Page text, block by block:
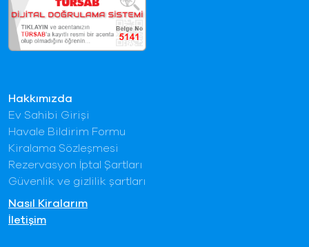
Hakkımızda
Ev Sahibi Girişi
Havale Bildirim Formu
Kiralama Sözleşmesi
Rezervasyon İptal Şartları
Güvenlik ve gizlilik şartları
Nasıl Kiralarım
İletişim